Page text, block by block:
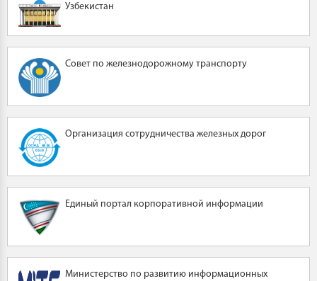
Узбекистан
Совет по железнодорожному транспорту
Организация сотрудничества железных дорог
Единый портал корпоративной информации
Министерство по развитию информационных